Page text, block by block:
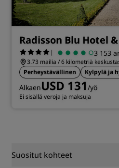
Radisson Blu Hotel
| 3 153
3.73 mailia / 6 kilometriä
Perheystävällinen
Kylpylä ja
AlkaenUSD 131 /yö
Ei sisällä veroja ja maksuja
Suositut kohteet